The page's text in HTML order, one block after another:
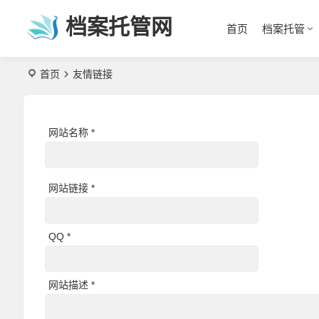
档案托管网 首页 档案托管
首页 友情链接
网站名称 *
网站链接 *
QQ *
网站描述 *